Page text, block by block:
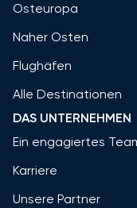
Osteuropa
Naher Osten
Flughäfen
Alle Destinationen
DAS UNTERNEHMEN
Ein engagiertes
Karriere
Unsere Partner